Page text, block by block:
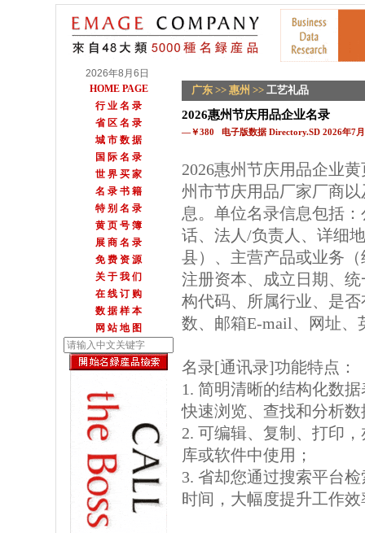
2026年8月6日
HOME PAGE
行 业 名 录
省 区 名 录
城 市 数 据
国 际 名 录
世 界 买 家
名 录 书 籍
特 别 名 录
黄 页 号 簿
展 商 名 录
免 费 资 源
关 于 我 们
在 线 订 购
数 据 样 本
网 站 地 图
广东 >> 惠州 >> 工艺礼品
2026惠州节庆用品企业名录
—￥380 电子版数据 Directory.SD 2026年7
2026惠州节庆用品企业
州市节庆用品厂家厂商
息。单位名录信息包括
话、法人/负责人、详细
县）、主营产品或业务
注册资本、成立日期、
构代码、所属行业、是
数、邮箱E-mail、网址、
名录[通讯录]功能特点：
1. 简明清晰的结构化数
快速浏览、查找和分析数
2. 可编辑、复制、打印
库或软件中使用；
3. 省却您通过搜索平台
时间，大幅度提升工作效